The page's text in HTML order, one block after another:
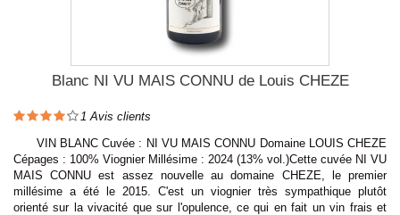
Blanc NI VU MAIS CONNU de Louis CHEZE
1 Avis clients
VIN BLANC Cuvée : NI VU MAIS CONNU Domaine LOUIS CHEZE
Cépages : 100% Viognier Millésime : 2024 (13% vol.)Cette cuvée NI VU
MAIS CONNU est assez nouvelle au domaine CHEZE, le premier
millésime a été le 2015. C'est un viognier très sympathique plutôt
orienté sur la vivacité que sur l'opulence, ce qui en fait un vin frais et